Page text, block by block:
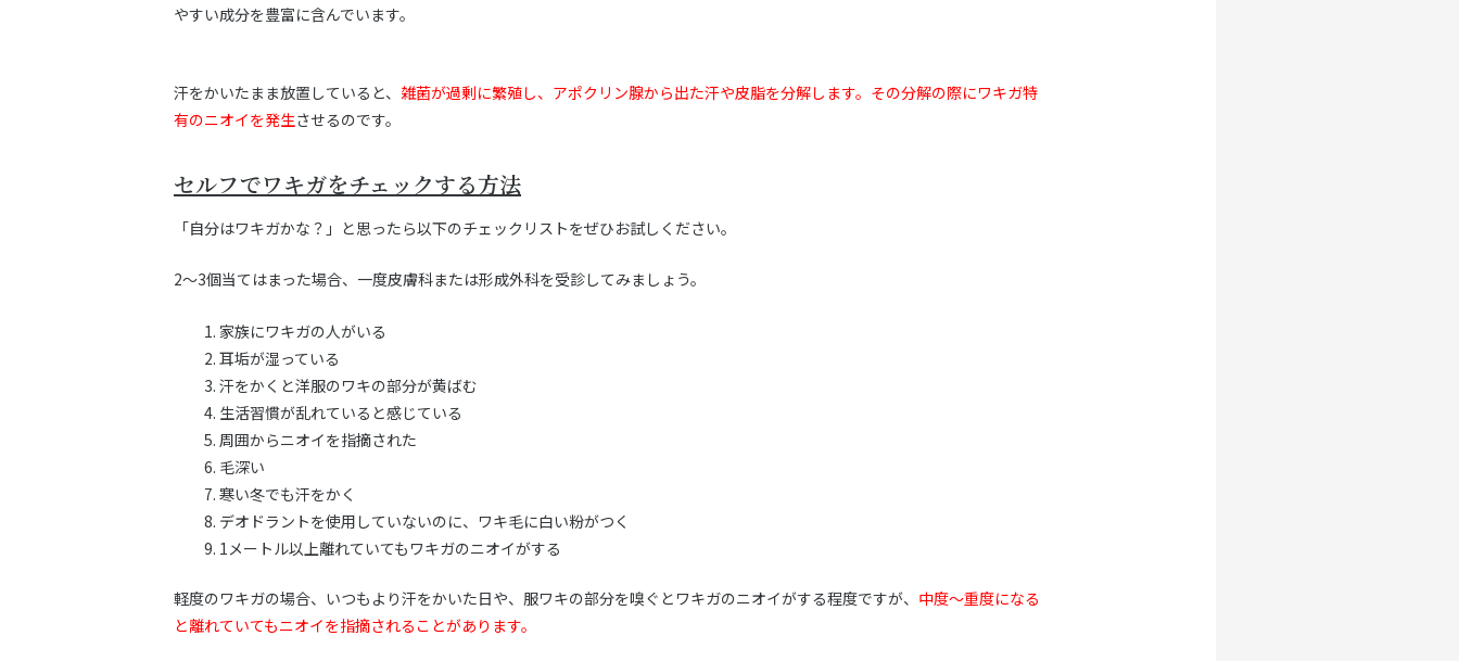
やすい成分を豊富に含んでいます。
汗をかいたまま放置していると、 雑菌が過剰に繁殖し、アポクリン腺から出た汗や皮脂を分解します。その分解の際にワキガ特
有のニオイを発生させるのです。
セルフでワキガをチェックする方法
「自分はワキガかな？」と思ったら以下のチェックリストをぜひお試しください。
2～3個当てはまった場合、一度皮膚科または形成外科を受診してみましょう。
家族にワキガの人がいる
耳垢が湿っている
汗をかくと洋服のワキの部分が黄ばむ
生活習慣が乱れていると感じている
周囲からニオイを指摘された
毛深い
寒い冬でも汗をかく
デオドラントを使用していないのに、ワキ毛に白い粉がつく
1メートル以上離れていてもワキガのニオイがする
軽度のワキガの場合、いつもより汗をかいた日や、服ワキの部分を嗅ぐとワキガのニオイがする程度ですが、 中度～重度になる
と離れていてもニオイを指摘されることがあります。